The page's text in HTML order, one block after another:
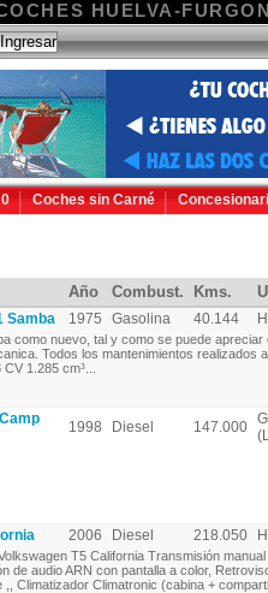
HUELVA-
Coches sin Carné
Año Combust. Kms.
Samba 1975 Gasolina 40.144
como nuevo, tal y como se puede
Todos los mantenimientos realizados
1.285 cm³...
1998 Diesel 147.000
2006 Diesel 218.050
T5 California Transmisión
de audio ARN con pantalla a color,
Climatizador Climatronic (cabina +